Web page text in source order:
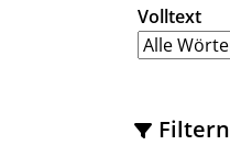
Volltext
Filtern